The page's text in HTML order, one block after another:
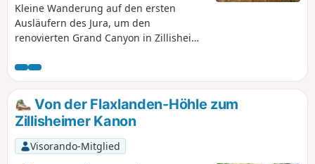
Kleine Wanderung auf den ersten
Ausläufern des Jura, um den
renovierten Grand Canyon in Zillisheim
Friedhof aus dem Ersten Weltkrieg und
der Kapelle Saint-Brice in Illfurth.
Von der Flaxlanden-Höhle zum
Zillisheimer Kanon
Visorando-Mitglied